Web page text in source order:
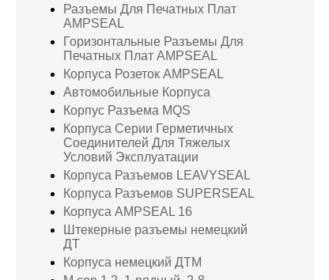
Разъемы Для Печатных Плат
AMPSEAL
Горизонтальные Разъемы Для
Печатных Плат AMPSEAL
Корпуса Розеток AMPSEAL
Автомобильные Корпуса
Корпус Разъема MQS
Корпуса Серии Герметичных
Соединителей Для Тяжелых
Условий Эксплуатации
Корпуса Разъемов LEAVYSEAL
Корпуса Разъемов SUPERSEAL
Корпуса AMPSEAL 16
Штекерные разъемы немецкий
ДТ
Корпуса немецкий ДТМ